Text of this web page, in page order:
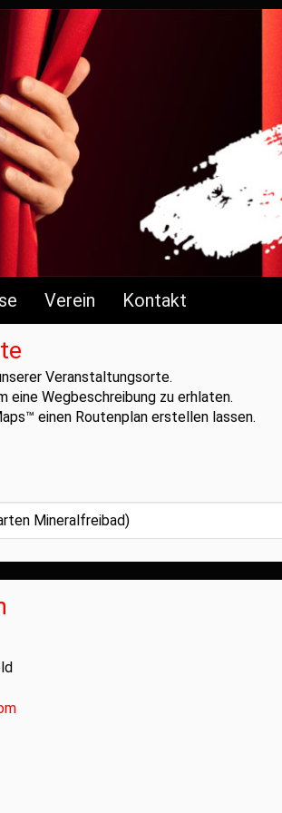
Verein Kontakt
Veranstaltungsorte.
eine Wegbeschreibung zu erhlaten.
einen Routenplan erstellen lassen.